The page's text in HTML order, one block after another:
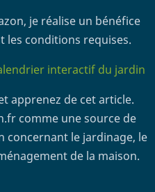
je réalise un bénéfice
les conditions requises.
interactif du jardin
apprenez de cet article.
comme une source de
le jardinage, le
de la maison.